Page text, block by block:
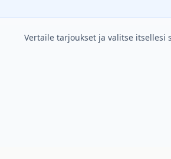
Vertaile tarjoukset ja valitse itsellesi